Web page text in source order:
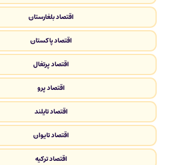
اقتصاد بلغارستان
اقتصاد پاکستان
اقتصاد پرتغال
اقتصاد پرو
اقتصاد تایلند
اقتصاد تایوان
اقتصاد ترکیه